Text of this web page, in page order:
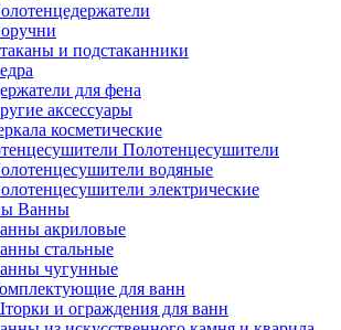
и подстаканники
для фена
аксессуары
косметические
Полотенцесушители
водяные
электрические
Ванны
акриловые
стальные
чугунные
для ванн
и ограждения для ванн